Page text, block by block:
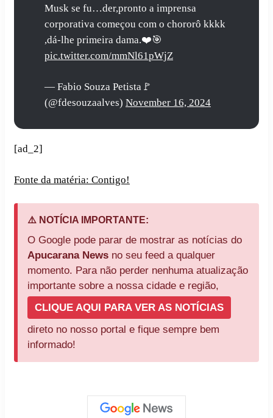
Musk se fu…der,pronto a imprensa
corporativa começou com o chororô kkkk
,dá-lhe primeira dama.❤️🎯
pic.twitter.com/mmNl61pWjZ
— Fabio Souza Petista🚩
(@fdesouzaalves) November 16, 2024
[ad_2]
Fonte da matéria: Contigo!
⚠️ NOTÍCIA IMPORTANTE:
O Google pode parar de mostrar as notícias do
Apucarana News no seu feed a qualquer
momento. Para não perder nenhuma atualização
importante sobre a nossa cidade e região,
CLIQUE AQUI PARA VER AS NOTÍCIAS
direto no nosso portal e fique sempre bem
informado!